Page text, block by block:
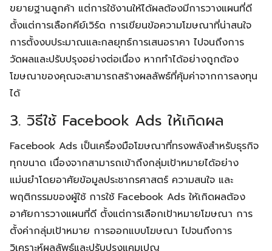
ขยายฐานลูกค้า แต่การใช้งานให้ได้ผลต้องมีการวางแผนที่ดี
ตั้งแต่การเลือกคีย์เวิร์ด การเขียนข้อความโฆษณาที่น่าสนใจ
การตั้งงบประมาณและกลยุทธ์การเสนอราคา ไปจนถึงการ
วัดผลและปรับปรุงอย่างต่อเนื่อง หากทำได้อย่างถูกต้อง
โฆษณาของคุณจะสามารถสร้างผลลัพธ์ที่คุ้มค่าจากการลงทุน
ได้
3. วิธีใช้ Facebook Ads ให้เกิดผล
Facebook Ads เป็นเครื่องมือโฆษณาที่ทรงพลังสำหรับธุรกิจ
ทุกขนาด เนื่องจากสามารถเข้าถึงกลุ่มเป้าหมายได้อย่าง
แม่นยำโดยอาศัยข้อมูลประชากรศาสตร์ ความสนใจ และ
พฤติกรรมของผู้ใช้ การใช้ Facebook Ads ให้เกิดผลต้อง
อาศัยการวางแผนที่ดี ตั้งแต่การเลือกเป้าหมายโฆษณา การ
ตั้งค่ากลุ่มเป้าหมาย การออกแบบโฆษณา ไปจนถึงการ